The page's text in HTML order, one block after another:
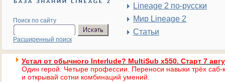
Поиск по сайту
Расширенный поиск
Lineage 2 по-русски
Мир Lineage 2
Статьи
Устал от обычного Interlude? MultiSub x550. Старт 7
Один герой. Четыре профессии. Переноси навыки трёх саб-
и открывай сотни комбинаций умений.